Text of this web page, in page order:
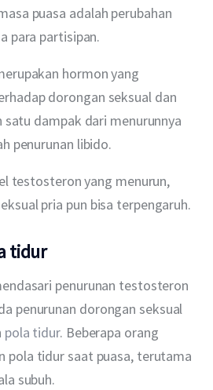
puasa adalah perubahan
para partisipan.
hormon yang
dorongan seksual dan
satu dampak dari menurunnya
penurunan libido.
testosteron yang menurun,
pria pun bisa terpengaruh.
tidur
penurunan testosteron
penurunan dorongan seksual
pola tidur. Beberapa orang
pola tidur saat puasa, terutama
subuh.